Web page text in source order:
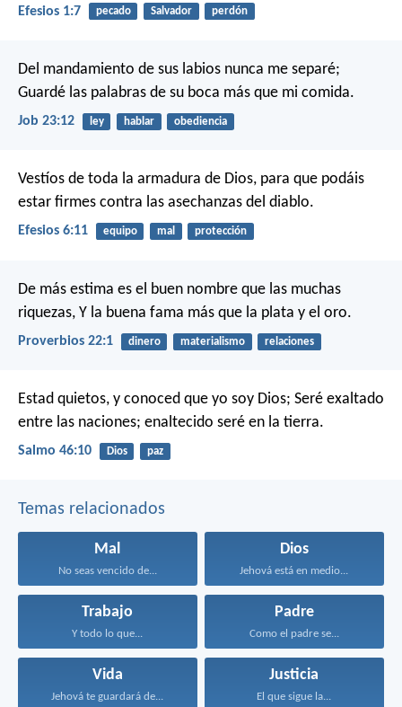
Efesios 1:7 pecado Salvador perdón
Del mandamiento de sus labios nunca me separé;
Guardé las palabras de su boca más que mi comida.
Job 23:12 ley hablar obediencia
Vestíos de toda la armadura de Dios, para que podáis
estar firmes contra las asechanzas del diablo.
Efesios 6:11 equipo mal protección
De más estima es el buen nombre que las muchas
riquezas, Y la buena fama más que la plata y el oro.
Proverbios 22:1 dinero materialismo relaciones
Estad quietos, y conoced que yo soy Dios; Seré exaltado
entre las naciones; enaltecido seré en la tierra.
Salmo 46:10 Dios paz
Temas relacionados
Mal
No seas vencido de...
Dios
Jehová está en medio...
Trabajo
Y todo lo que...
Padre
Como el padre se...
Vida
Jehová te guardará de...
Justicia
El que sigue la...